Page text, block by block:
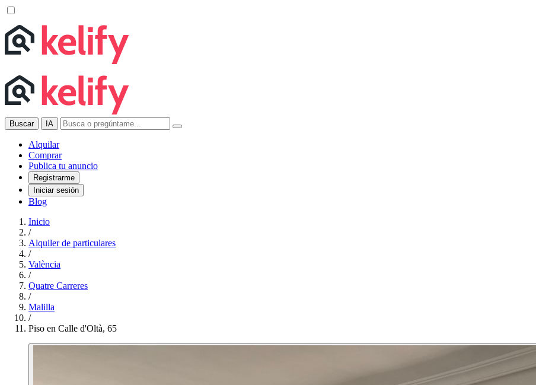
Buscar IA
Alquilar
Comprar
Publica tu anuncio
Registrarme
Iniciar sesión
Blog
Inicio
/
Alquiler de particulares
/
València
/
Quatre Carreres
/
Malilla
/
Piso en Calle d'Oltà, 65